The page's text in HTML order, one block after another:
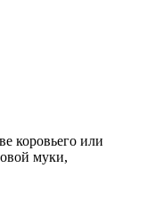
коровьего или
муки,